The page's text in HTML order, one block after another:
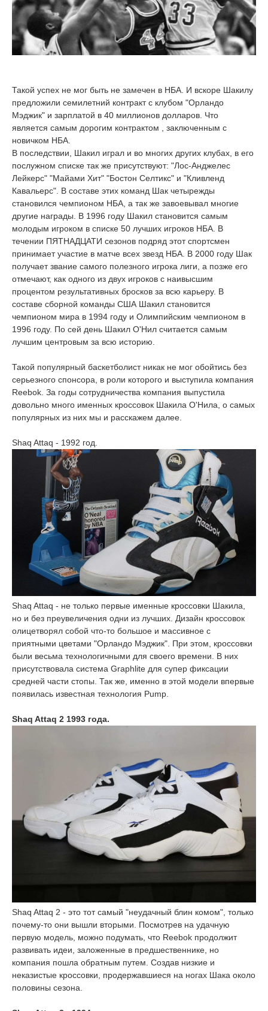
Такой успех не мог быть не замечен в НБА. И вскоре Шакилу
предложили семилетний контракт с клубом "Орландо
Мэджик" и зарплатой в 40 миллионов долларов. Что
является самым дорогим контрактом , заключенным с
новичком НБА.
В последствии, Шакил играл и во многих других клубах, в его
послужном списке так же присутствуют: "Лос-Анджелес
Лейкерс" "Майами Хит" "Бостон Селтикс" и "Кливленд
Кавальерс". В составе этих команд Шак четырежды
становился чемпионом НБА, а так же завоевывал многие
другие награды. В 1996 году Шакил становится самым
молодым игроком в списке 50 лучших игроков НБА. В
течении ПЯТНАДЦАТИ сезонов подряд этот спортсмен
принимает участие в матче всех звезд НБА. В 2000 году Шак
получает звание самого полезного игрока лиги, а позже его
отмечают, как одного из двух игроков с наивысшим
процентом результативных бросков за всю карьеру. В
составе сборной команды США Шакил становится
чемпионом мира в 1994 году и Олимпийским чемпионом в
1996 году. По сей день Шакил О'Нил считается самым
лучшим центровым за всю историю.
Такой популярный баскетболист никак не мог обойтись без
серьезного спонсора, в роли которого и выступила компания
Reebok. За годы сотрудничества компания выпустила
довольно много именных кроссовок Шакила О'Нила, о самых
популярных из них мы и расскажем далее.
Shaq Attaq - 1992 год.
Shaq Attaq - не только первые именные кроссовки Шакила,
но и без преувеличения одни из лучших. Дизайн кроссовок
олицетворял собой что-то большое и массивное с
приятными цветами "Орландо Мэджик". При этом, кроссовки
были весьма технологичными для своего времени. В них
присутствовала система Graphlite для супер фиксации
средней части стопы. Так же, именно в этой модели впервые
появилась известная технология Pump.
Shaq Attaq 2 1993 года.
Shaq Attaq 2 - это тот самый "неудачный блин комом", только
почему-то они вышли вторыми. Посмотрев на удачную
первую модель, можно подумать, что Reebok продолжит
развивать идеи, заложенные в предшественнике, но
компания пошла обратным путем. Создав низкие и
неказистые кроссовки, продержавшиеся на ногах Шака около
половины сезона.